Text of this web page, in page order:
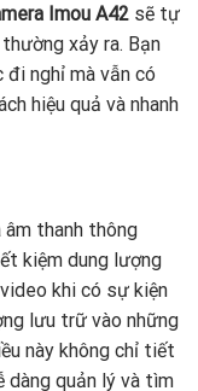
Imou A42 sẽ tự
xảy ra. Bạn
nghỉ mà vẫn có
hiệu quả và nhanh
âm thanh thông
kiệm dung lượng
khi có sự kiện
lưu trữ vào những
này không chỉ tiết
dàng quản lý và tìm